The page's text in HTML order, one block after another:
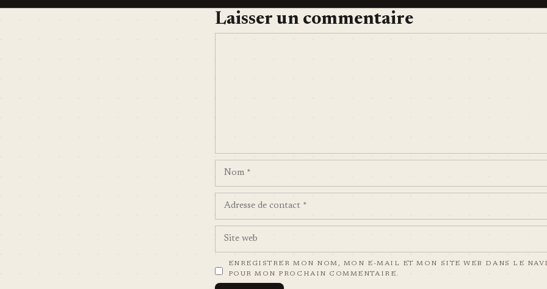
Laisser un commentaire
DE
CONTACT
WEB
ENREGISTRER MON NOM, MON E-MAIL ET MON SITE WEB DANS LE
POUR MON PROCHAIN COMMENTAIRE.